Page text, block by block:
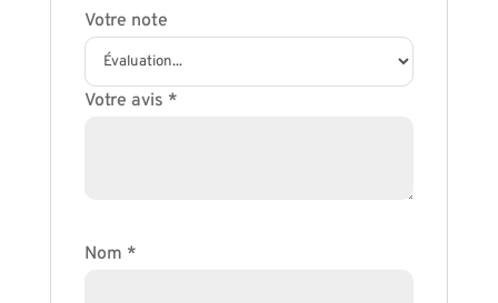
Votre note
Votre avis *
Nom *